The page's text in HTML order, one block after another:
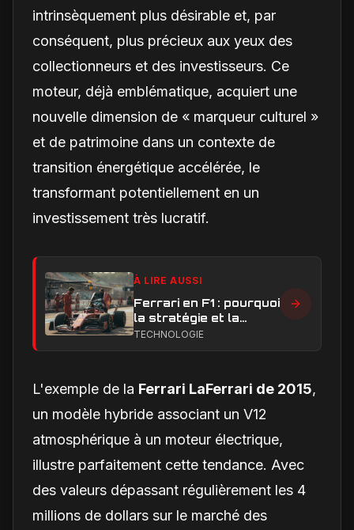
intrinsèquement plus désirable et, par
conséquent, plus précieux aux yeux des
collectionneurs et des investisseurs. Ce
moteur, déjà emblématique, acquiert une
nouvelle dimension de « marqueur culturel »
et de patrimoine dans un contexte de
transition énergétique accélérée, le
transformant potentiellement en un
investissement très lucratif.
À LIRE AUSSI
Ferrari en F1 : pourquoi
la stratégie et la
technique sont sous
TECHNOLOGIE
L'exemple de la Ferrari LaFerrari de 2015,
un modèle hybride associant un V12
atmosphérique à un moteur électrique,
illustre parfaitement cette tendance. Avec
des valeurs dépassant régulièrement les 4
millions de dollars sur le marché des